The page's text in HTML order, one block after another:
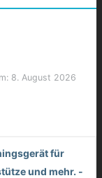
8. August 2026
für
und mehr. -